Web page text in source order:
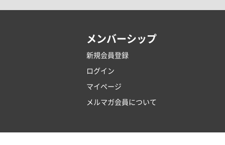
メンバーシップ
新規会員登録
ログイン
マイページ
メルマガ会員について